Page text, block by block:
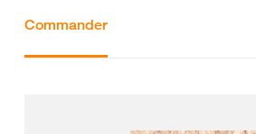
Commander